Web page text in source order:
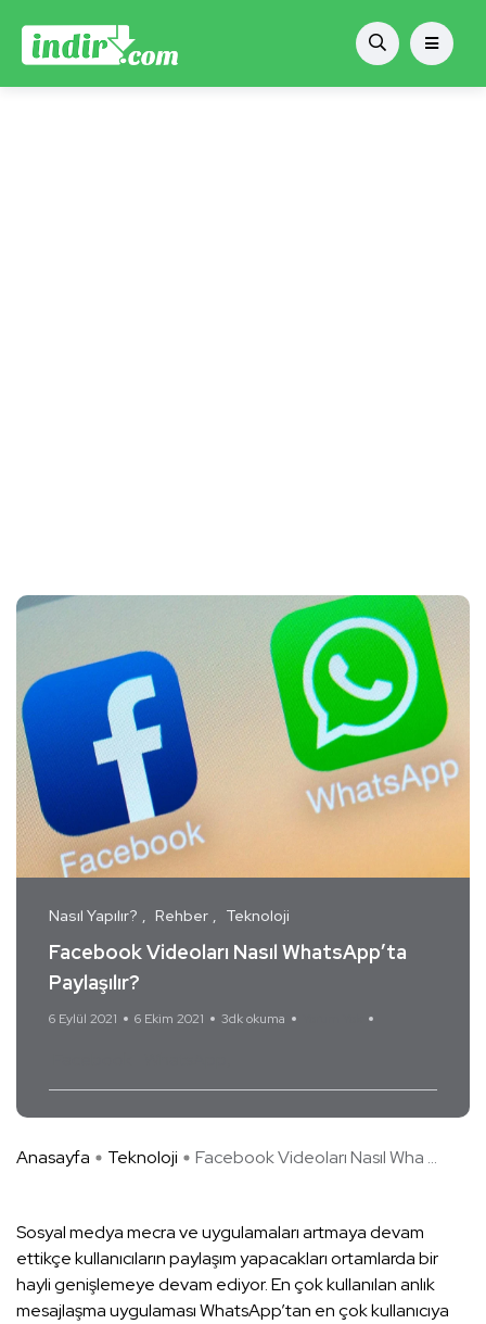
Nasıl Yapılır? Rehber Teknoloji
Facebook Videoları Nasıl WhatsApp’ta
Paylaşılır?
6 Eylül 2021 6 Ekim 2021 3dk okuma
Anasayfa Teknoloji Facebook Videoları Nasıl Wha ...
Sosyal medya mecra ve uygulamaları artmaya devam
ettikçe kullanıcıların paylaşım yapacakları ortamlarda bir
hayli genişlemeye devam ediyor. En çok kullanılan anlık
mesajlaşma uygulaması WhatsApp’tan en çok kullanıcıya